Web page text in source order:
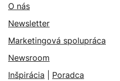
O nás
Newsletter
Marketingová spolupráca
Newsroom
Inšpirácia
Poradca